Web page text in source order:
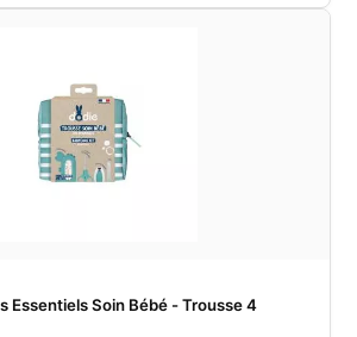
Essentiels Soin Bébé - Trousse 4